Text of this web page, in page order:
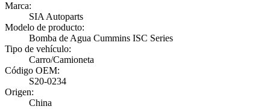
Marca:
SIA Autoparts
Modelo de producto:
Bomba de Agua Cummins ISC Series
Tipo de vehículo:
Carro/Camioneta
Código OEM:
S20-0234
Origen:
China